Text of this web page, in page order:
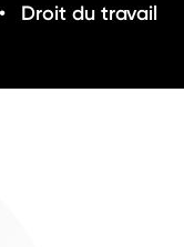
Droit du travail